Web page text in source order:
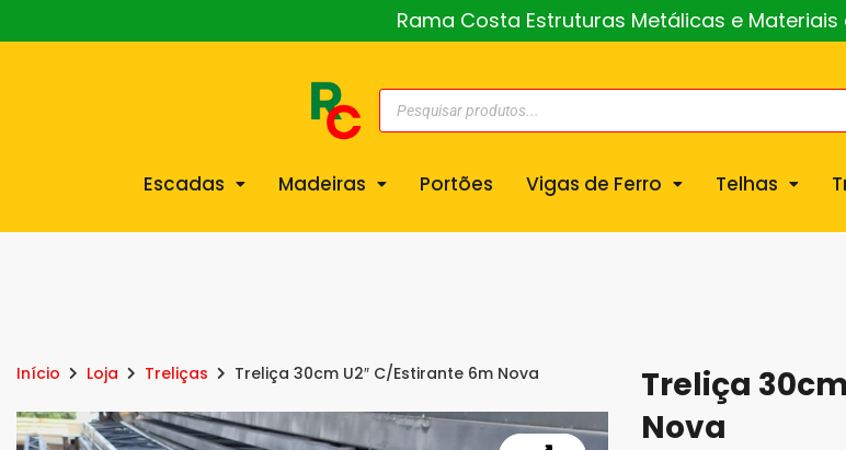
Rama Costa Estruturas Metálicas e
Escadas Madeiras Portões Vigas de Ferro Telhas
Início Loja Treliças Treliça 30cm U2″ C/Estirante 6m Nova
Treliça
Nova